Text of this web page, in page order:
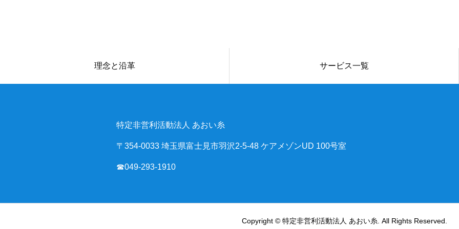
理念と沿革 サービス一覧
特定非営利活動法人 あおい糸
〒354-0033 埼玉県富士見市羽沢2-5-48 ケアメゾンUD 100号室
☎049-293-1910
Copyright © 特定非営利活動法人 あおい糸. All Rights Reserved.